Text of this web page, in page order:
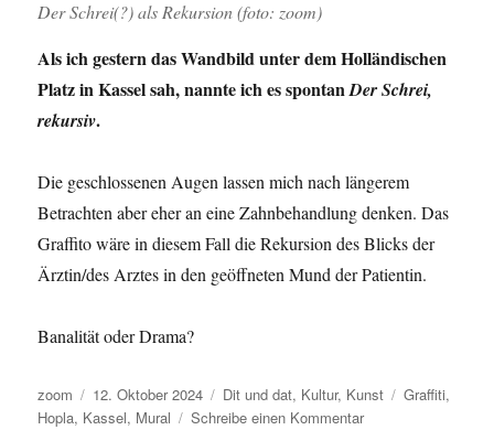
Der Schrei(?) als Rekursion (foto: zoom)
Als ich gestern das Wandbild unter dem Holländischen
Platz in Kassel sah, nannte ich es spontanDer Schrei,
rekursiv.
Die geschlossenen Augen lassen mich nach längerem
Betrachten aber eher an eine Zahnbehandlung denken. Das
Graffito wäre in diesem Fall die Rekursion des Blicks der
Ärztin/des Arztes in den geöffneten Mund der Patientin.
Banalität oder Drama?
Autor
zoom
Veröffentlicht
am
12. Oktober 2024 Kategorien
Dit und dat, Kultur, Kunst Schlagwörter
Graffiti,
Hopla, Kassel, Mural Schreibe einen Kommentarzu